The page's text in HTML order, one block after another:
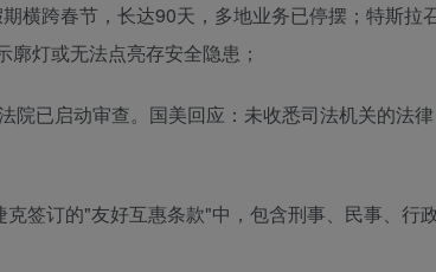
横跨春节，长达90天，多地业务已停摆；特斯拉
灯或无法点亮存安全隐患；
院已启动审查。国美回应：未收悉司法机关的法律
签订的"友好互惠条款"中，包含刑事、民事、行